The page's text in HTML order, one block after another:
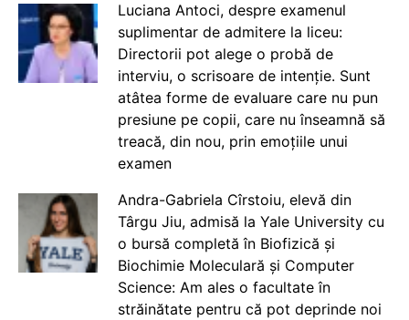
Luciana Antoci, despre examenul
suplimentar de admitere la liceu:
Directorii pot alege o probă de
interviu, o scrisoare de intenție. Sunt
atâtea forme de evaluare care nu pun
presiune pe copii, care nu înseamnă să
treacă, din nou, prin emoțiile unui
examen
Andra-Gabriela Cîrstoiu, elevă din
Târgu Jiu, admisă la Yale University cu
o bursă completă în Biofizică și
Biochimie Moleculară și Computer
Science: Am ales o facultate în
străinătate pentru că pot deprinde noi